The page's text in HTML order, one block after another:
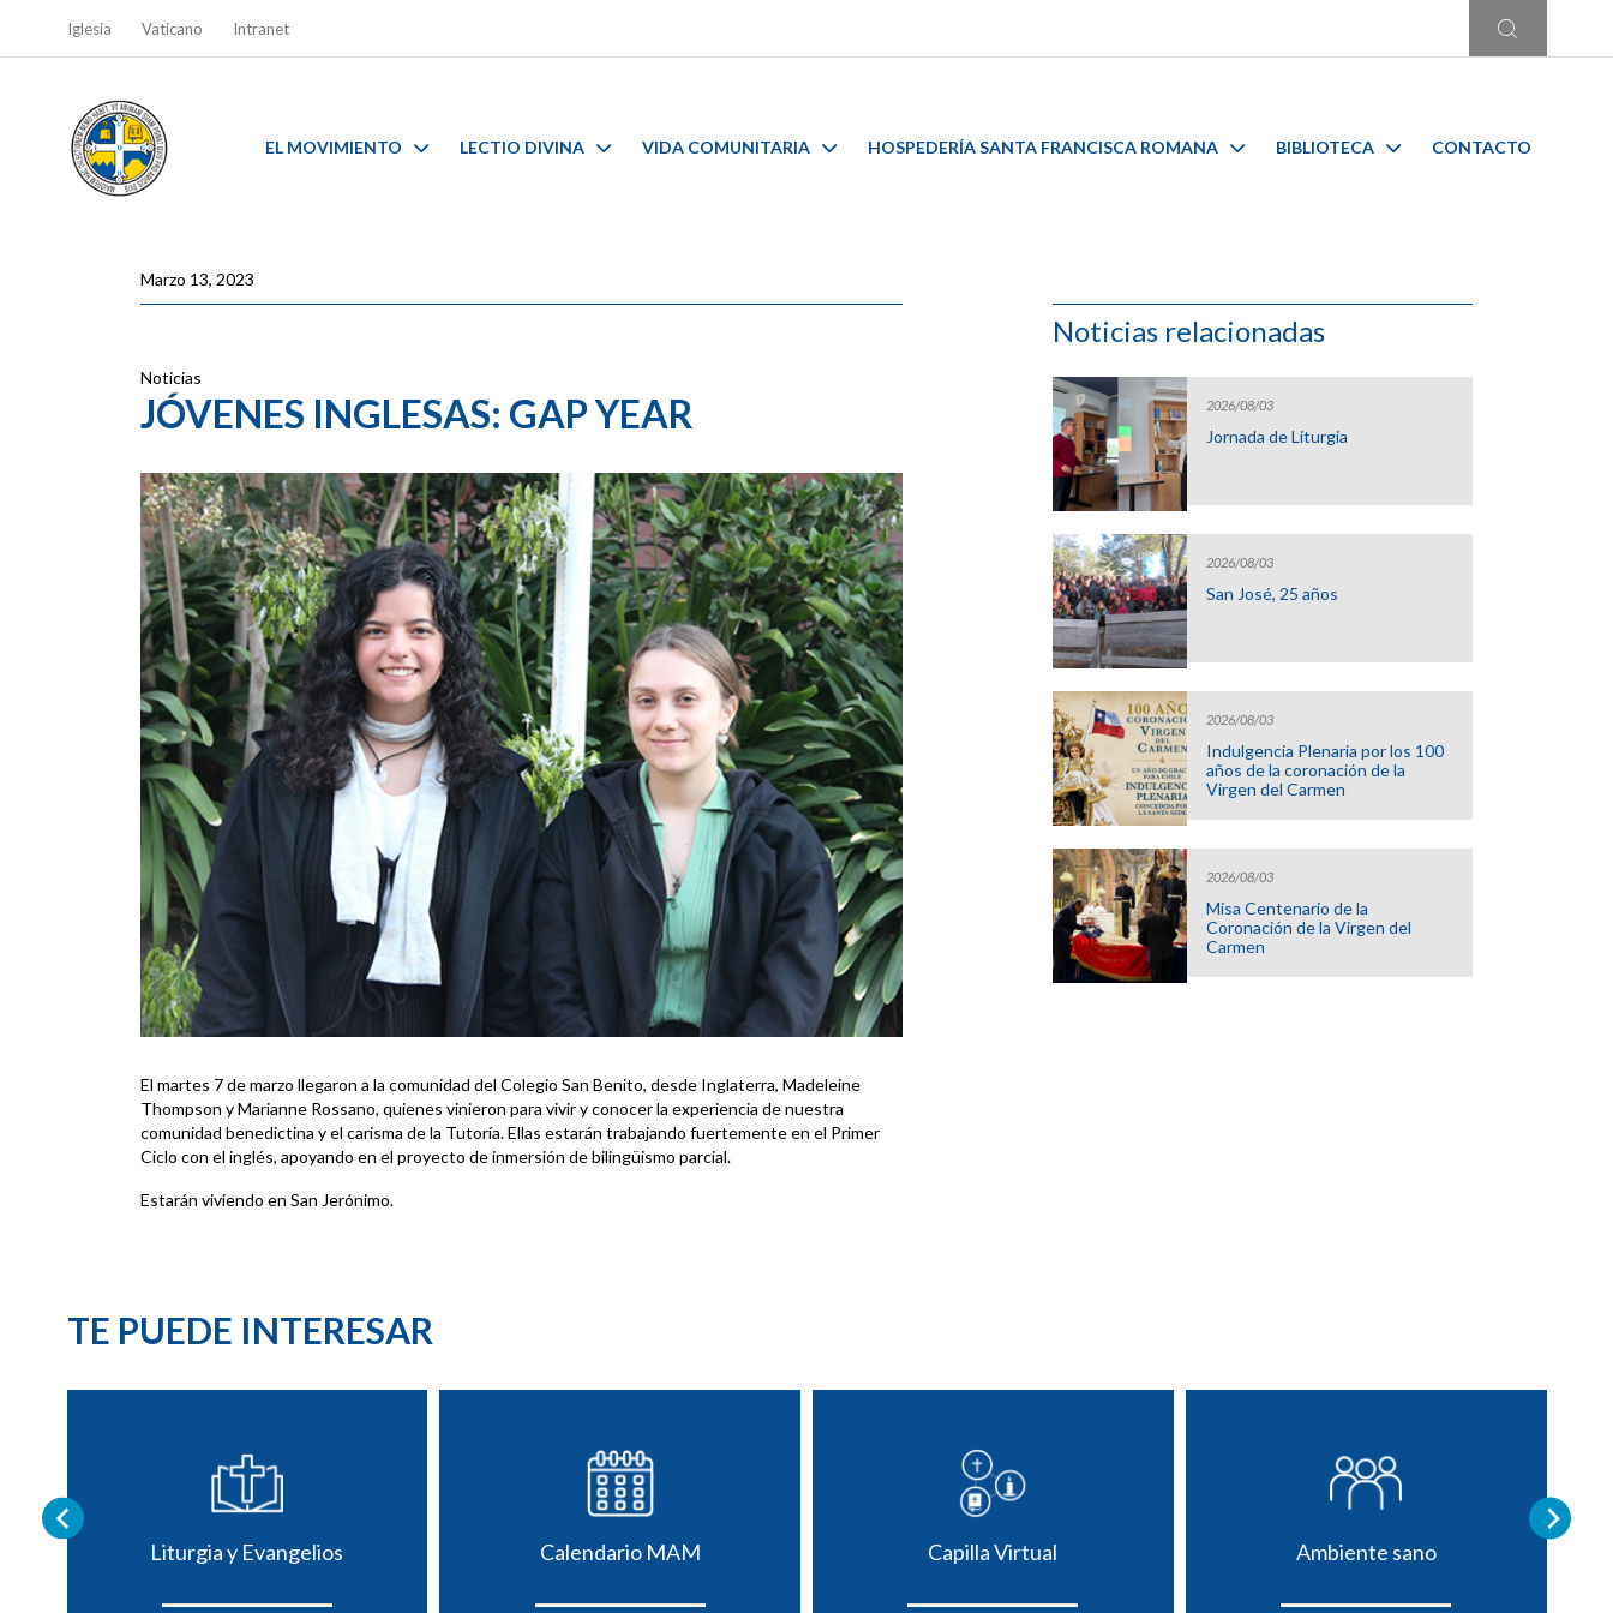
Iglesia Vaticano Intranet
EL MOVIMIENTO LECTIO DIVINA VIDA COMUNITARIA HOSPEDERÍA SANTA FRANCISCA ROMANA BIBLIOTECA CONTACTO
Marzo 13, 2023
Noticias
JÓVENES INGLESAS: GAP YEAR
El martes 7 de marzo llegaron a la comunidad del Colegio San Benito, desde Inglaterra, Madeleine
Thompson y Marianne Rossano, quienes vinieron para vivir y conocer la experiencia de nuestra
comunidad benedictina y el carisma de la Tutoría. Ellas estarán trabajando fuertemente en el Primer
Ciclo con el inglés, apoyando en el proyecto de inmersión de bilingüismo parcial.
Estarán viviendo en San Jerónimo.
Noticias relacionadas
2026/08/03
Jornada de Liturgia
2026/08/03
San José, 25 años
2026/08/03
Indulgencia Plenaria por los 100
años de la coronación de la
Virgen del Carmen
2026/08/03
Misa Centenario de la
Coronación de la Virgen del
Carmen
TE PUEDE INTERESAR
Liturgia y Evangelios Calendario MAM Capilla Virtual Ambiente sano